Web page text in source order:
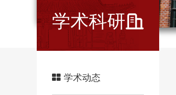
学术科研
学术动态